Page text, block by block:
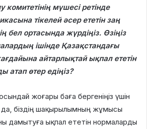
комитетінің мүшесі ретінде
тікелей әсер ететін заң
бел ортасында жүрдіңіз. Өзіңіз
ішінде Қазақстандағы
айтарлықтай ықпал ететін
атап өтер едіңіз?
жоғары баға бергеніңіз үшін
біздің шақырылымның жұмысы
дамытуға ықпал ететін нормаларды